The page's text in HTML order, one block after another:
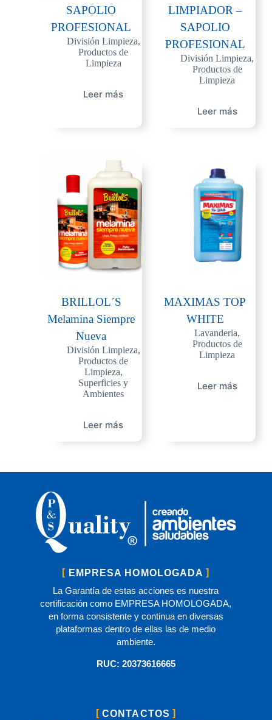
SAPOLIO
PROFESIONAL
División Limpieza,
Productos de
Limpieza
Leer más
LIMPIADOR –
SAPOLIO
PROFESIONAL
División Limpieza,
Productos de
Limpieza
Leer más
BRILLOL´S
Melamina Siempre
Nueva
División Limpieza,
Productos de
Limpieza,
Superficies y
Ambientes
Leer más
MAXIMAS TOP
WHITE
Lavanderia,
Productos de
Limpieza
Leer más
EMPRESA HOMOLOGADA
La Garantía de estas acciones es nuestra
certificación como EMPRESA HOMOLOGADA,
en forma consistente y continua en diversas
plataformas dentro de ellas las de medio
ambiente.
RUC: 20373616665
CONTACTOS